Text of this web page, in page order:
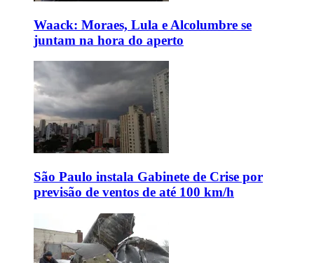
Waack: Moraes, Lula e Alcolumbre se
juntam na hora do aperto
São Paulo instala Gabinete de Crise por
previsão de ventos de até 100 km/h